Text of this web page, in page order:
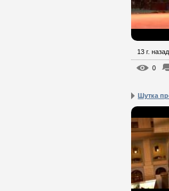
13 г. назад
0
Шутка